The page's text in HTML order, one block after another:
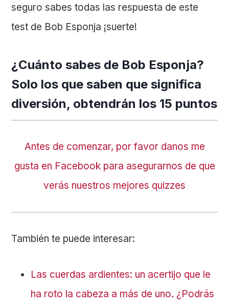
seguro sabes todas las respuesta de este
test de Bob Esponja ¡suerte!
¿Cuánto sabes de Bob Esponja?
Solo los que saben que significa
diversión, obtendrán los 15 puntos
Antes de comenzar, por favor danos me
gusta en Facebook para asegurarnos de que
verás nuestros mejores quizzes
También te puede interesar:
Las cuerdas ardientes: un acertijo que le
ha roto la cabeza a más de uno. ¿Podrás